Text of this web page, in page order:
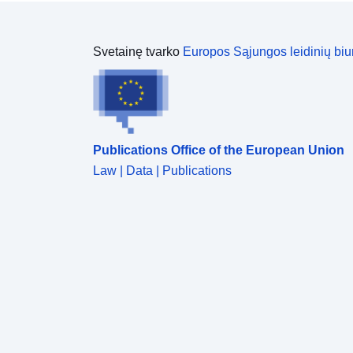
Svetainę tvarko Europos Sąjungos leidinių
Publications Office of the European Union
Law | Data | Publications